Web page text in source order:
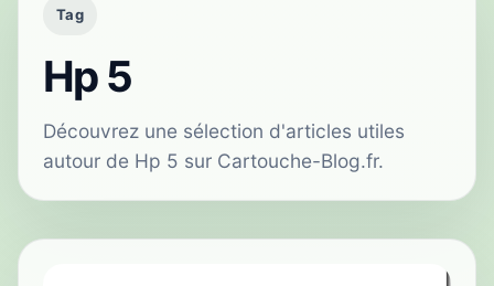
Tag
Hp 5
Découvrez une sélection d'articles utiles
autour de Hp 5 sur Cartouche-Blog.fr.